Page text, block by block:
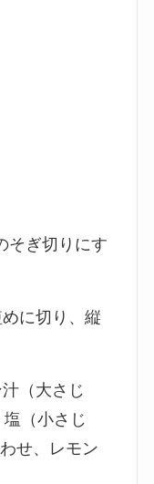
そぎ切りにす
に切り、縦
（大さじ
（小さじ
せ、レモン